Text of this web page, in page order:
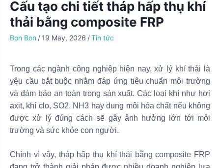
Cấu tạo chi tiết tháp hấp thụ khí
thải bằng composite FRP
Bon Bon / 19 May, 2026 /Tin tức
Trong các ngành công nghiệp hiện nay, xử lý khí thải là
yêu cầu bắt buộc nhằm đáp ứng tiêu chuẩn môi trường
và đảm bảo an toàn trong sản xuất. Các loại khí như hơi
axit, khí clo, SO2, NH3 hay dung môi hóa chất nếu không
được xử lý đúng cách sẽ gây ảnh hưởng lớn tới môi
trường và sức khỏe con người.
Chính vì vậy, tháp hấp thụ khí thải bằng composite FRP